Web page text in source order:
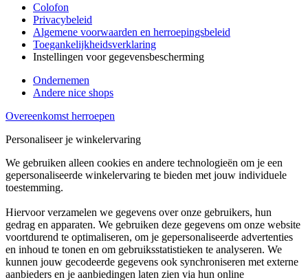
Colofon
Privacybeleid
Algemene voorwaarden en herroepingsbeleid
Toegankelijkheidsverklaring
Instellingen voor gegevensbescherming
Ondernemen
Andere nice shops
Overeenkomst herroepen
Personaliseer je winkelervaring
We gebruiken alleen cookies en andere technologieën om je een
gepersonaliseerde winkelervaring te bieden met jouw individuele
toestemming.
Hiervoor verzamelen we gegevens over onze gebruikers, hun
gedrag en apparaten. We gebruiken deze gegevens om onze website
voortdurend te optimaliseren, om je gepersonaliseerde advertenties
en inhoud te tonen en om gebruiksstatistieken te analyseren. We
kunnen jouw gecodeerde gegevens ook synchroniseren met externe
aanbieders en je aanbiedingen laten zien via hun online